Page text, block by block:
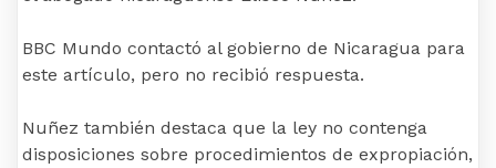
BBC Mundo contactó al gobierno de Nicaragua para
este artículo, pero no recibió respuesta.
Nuñez también destaca que la ley no contenga
disposiciones sobre procedimientos de expropiación,